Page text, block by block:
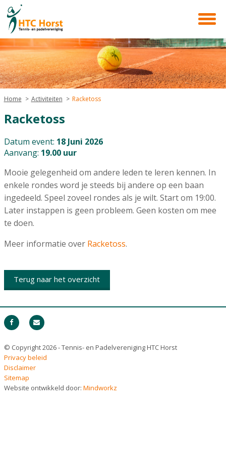
Home Activiteiten Racketoss
Racketoss
Datum event: 18 Juni 2026
Aanvang: 19.00 uur
Mooie gelegenheid om andere leden te leren kennen. In
enkele rondes word je steeds bij andere op een baan
ingedeeld. Speel zoveel rondes als je wilt. Start om 19:00.
Later instappen is geen probleem. Geen kosten om mee
te doen.
Meer informatie over Racketoss.
Terug naar het overzicht
© Copyright 2026 - Tennis- en Padelvereniging HTC Horst
Privacy beleid
Disclaimer
Sitemap
Website ontwikkeld door: Mindworkz